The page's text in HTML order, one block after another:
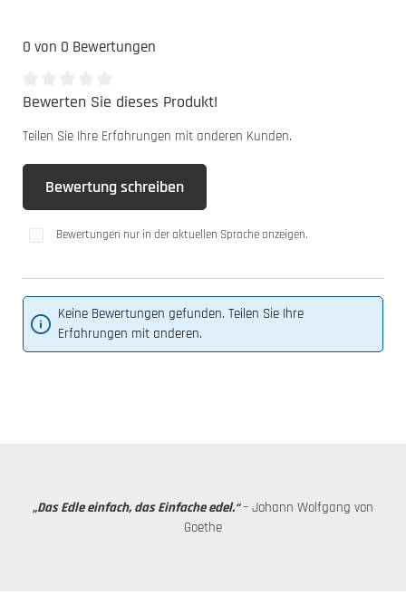
0 von 0 Bewertungen
Durchschnittliche Bewertung von 0 von 5 Sternen
Bewerten Sie dieses Produkt!
Teilen Sie Ihre Erfahrungen mit anderen Kunden.
Bewertung schreiben
Bewertungen nur in der aktuellen Sprache anzeigen.
Keine Bewertungen gefunden. Teilen Sie Ihre
Erfahrungen mit anderen.
„Das Edle einfach, das Einfache edel.“– Johann Wolfgang von
Goethe